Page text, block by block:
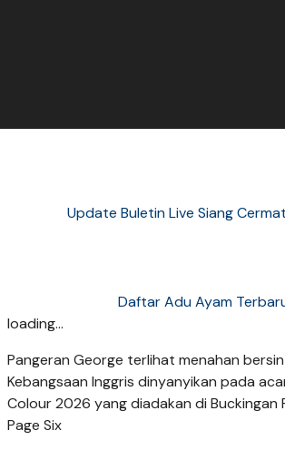
Update Buletin Live Siang
Daftar Adu Ayam
loading...
Pangeran George terlihat menahan
Kebangsaan Inggris dinyanyikan pada
Colour 2026 yang diadakan di Buckingan
Page Six